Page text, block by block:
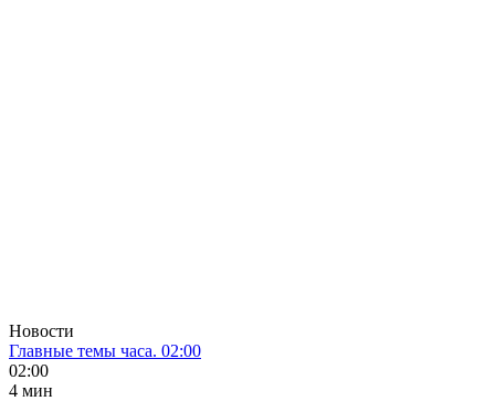
Новости
Главные темы часа. 02:00
02:00
4 мин